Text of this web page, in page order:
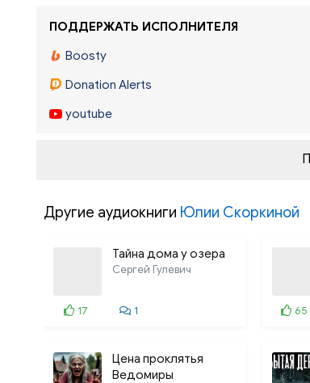
ПОДДЕРЖАТЬ ИСПОЛНИТЕЛЯ
Boosty
Donation Alerts
youtube
Другие аудиокниги Юлии Скоркиной
Тайна дома у озера
Сергей Гулевич
17 1 65
Цена проклятья
Ведомиры